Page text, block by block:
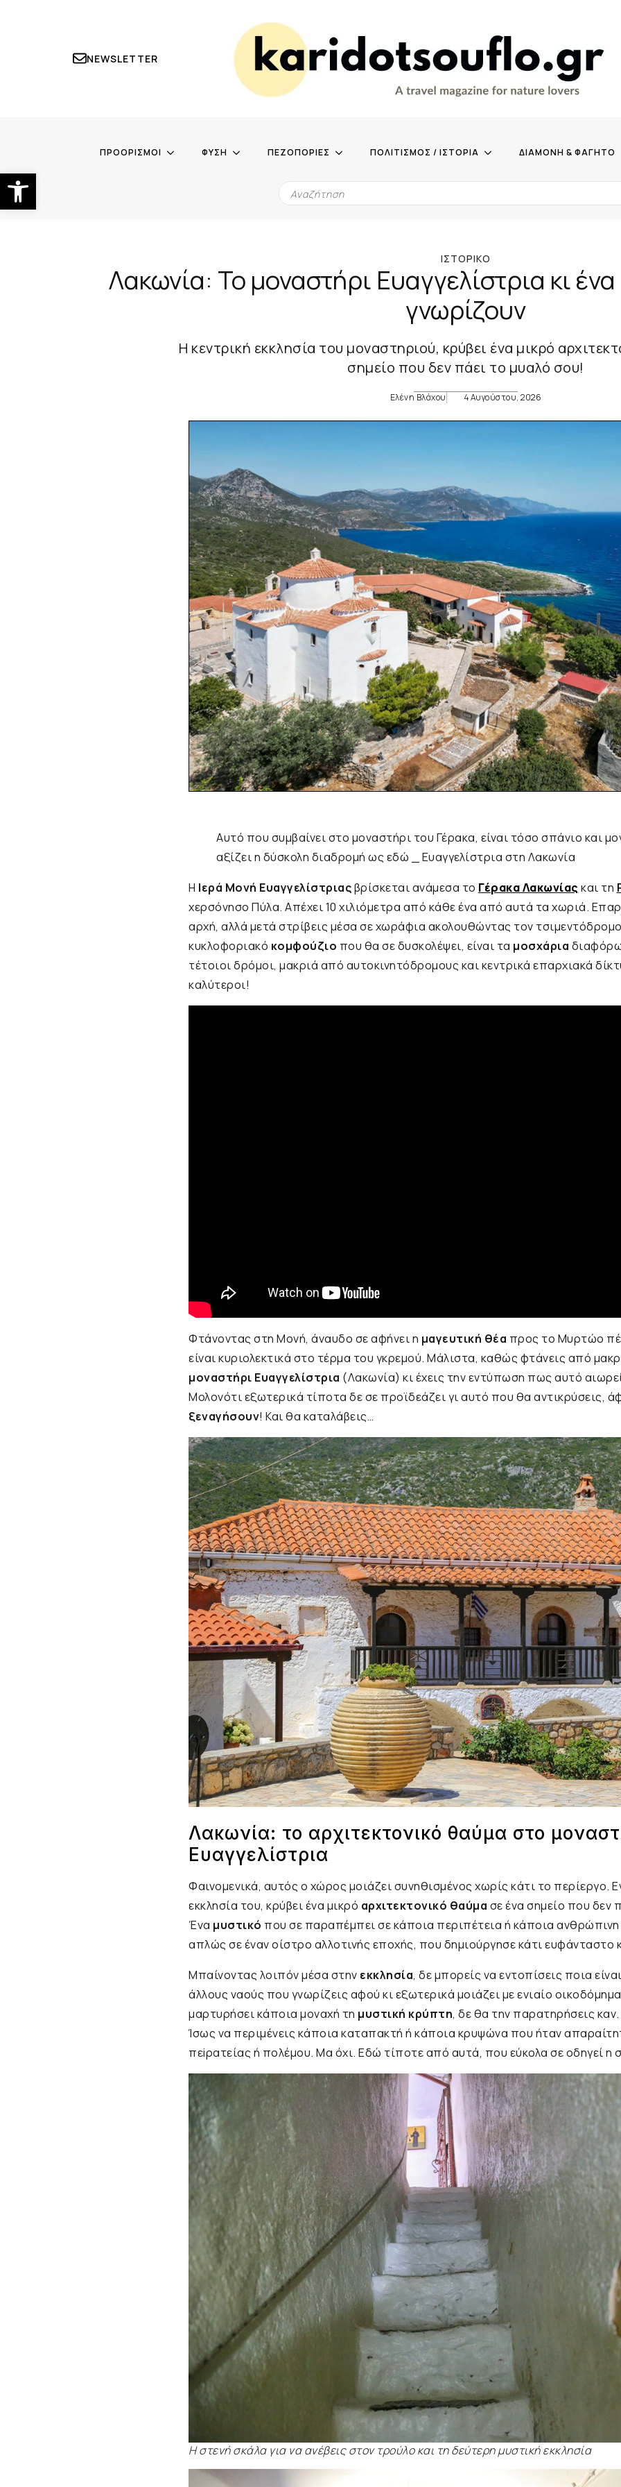
Ανοίξτε τη γραμμή εργαλείων
NEWSLETTER
ΠΡΟΟΡΙΣΜΟΙ ΦΥΣΗ ΠΕΖΟΠΟΡΙΕΣ ΠΟΛΙΤΙΣΜΟΣ / ΙΣΤΟΡΙΑ ΔΙΑΜΟΝΗ & ΦΑΓΗΤΟ
ΙΣΤΟΡΙΚΌ
Λακωνία: Το μοναστήρι Ευαγγελίστρια κι
γνωρίζουν
Η κεντρική εκκλησία του μοναστηριού, κρύβει ένα μικρό
σημείο που δεν πάει το μυαλό σου!
Ελένη Βλάχου 4 Αυγούστου, 2026
Αυτό που συμβαίνει στο μοναστήρι του Γέρακα, είναι τόσο σπάνιο και
αξίζει η δύσκολη διαδρομή ως εδώ _ Ευαγγελίστρια στη Λακωνία
Η Ιερά Μονή Ευαγγελίστριαςβρίσκεται ανάμεσα το Γέρακα Λακωνίας και τη
χερσόνησο Πύλα. Απέχει 10 χιλιόμετρα από κάθε ένα από αυτά τα χωριά.
αρχή, αλλά μετά στρίβεις μέσα σε χωράφια ακολουθώντας τον
κυκλοφοριακό κομφούζιο που θα σε δυσκολέψει, είναι τα μοσχάρια
τέτοιοι δρόμοι, μακριά από αυτοκινητόδρομους και κεντρικά επαρχιακά
καλύτεροι!
Φτάνοντας στη Μονή, άναυδο σε αφήνει η μαγευτική θέα προς το Μυρτώο
είναι κυριολεκτικά στο τέρμα του γκρεμού. Μάλιστα, καθώς φτάνεις από
μοναστήρι Ευαγγελίστρια (Λακωνία) κι έχεις την εντύπωση πως αυτό
Μολονότι εξωτερικά τίποτα δε σε προϊδεάζει γι αυτό που θα αντικρύσεις,
ξεναγήσουν! Και θα καταλάβεις…
Λακωνία: το αρχιτεκτονικό θαύμα στο
Ευαγγελίστρια
Φαινομενικά, αυτός ο χώρος μοιάζει συνηθισμένος χωρίς κάτι το περίεργο.
εκκλησία του, κρύβει ένα μικρό αρχιτεκτονικό θαύμα σε ένα σημείο που δεν
Ένα μυστικό που σε παραπέμπει σε κάποια περιπέτεια ή κάποια ανθρώπινη
απλώς σε έναν οίστρο αλλοτινής εποχής, που δημιούργησε κάτι ευφάνταστο
Μπαίνοντας λοιπόν μέσα στην εκκλησία, δε μπορείς να εντοπίσεις ποια
άλλους ναούς που γνωρίζεις αφού κι εξωτερικά μοιάζει με ενιαίο
μαρτυρήσει κάποια μοναχή τη μυστική κρύπτη, δε θα την παρατηρήσεις καν.
Ίσως να περιμένεις κάποια καταπακτή ή κάποια κρυψώνα που ήταν
πεiρατείας ή πoλέμου. Μα όχι. Εδώ τίποτε από αυτά, που εύκολα σε οδηγεί η
Η στενή σκάλα για να ανέβεις στον τρούλο και τη δεύτερη μυστική εκκλησία